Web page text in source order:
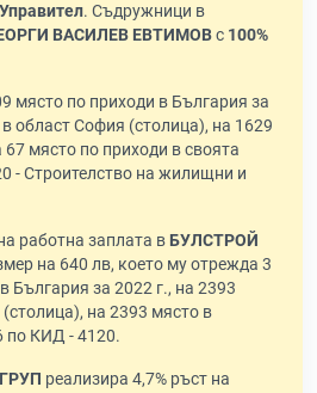
. Съдружници в
ВАСИЛЕВ ЕВТИМОВс 100%
място по приходи в България за
област София (столица), на 1629
място по приходи в своята
- Строителство на жилищни и
работна заплата вБУЛСТРОЙ
на 640 лв, което му отрежда 3
България за 2022 г., на 2393
на 2393 място в
по КИД - 4120.
реализира 4,7% ръст на